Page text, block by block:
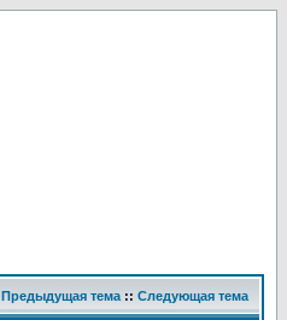
Предыдущая тема :: Следующая тема